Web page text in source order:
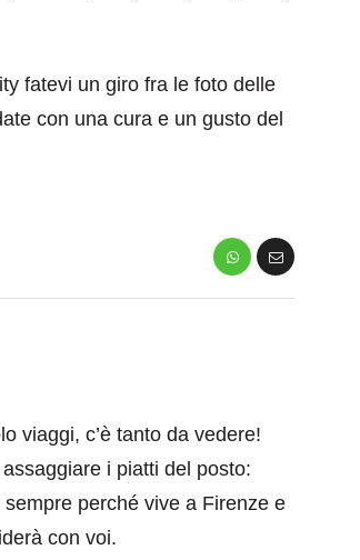
fatevi un giro fra le foto delle
con una cura e un gusto del
Eventi di aprile 2026 a
Rimini e dintorni
viaggi, c’è tanto da vedere!
i piatti del posto:
perché vive a Firenze e
con voi.